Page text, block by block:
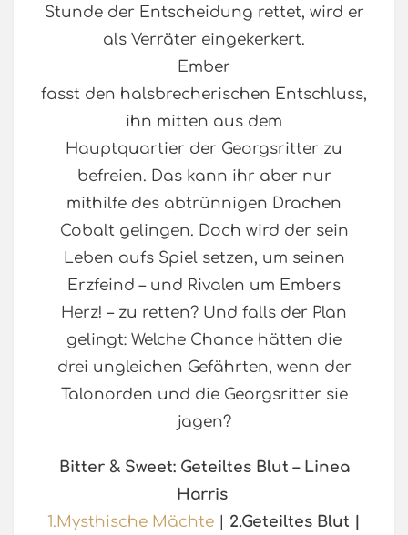
Stunde der Entscheidung rettet, wird er
als Verräter eingekerkert.
Ember
fasst den halsbrecherischen Entschluss,
ihn mitten aus dem
Hauptquartier der Georgsritter zu
befreien. Das kann ihr aber nur
mithilfe des abtrünnigen Drachen
Cobalt gelingen. Doch wird der sein
Leben aufs Spiel setzen, um seinen
Erzfeind – und Rivalen um Embers
Herz! – zu retten? Und falls der Plan
gelingt: Welche Chance hätten die
drei ungleichen Gefährten, wenn der
Talonorden und die Georgsritter sie
jagen?
Bitter & Sweet: Geteiltes Blut – Linea
Harris
1.Mysthische Mächte
2.Geteiltes Blut |